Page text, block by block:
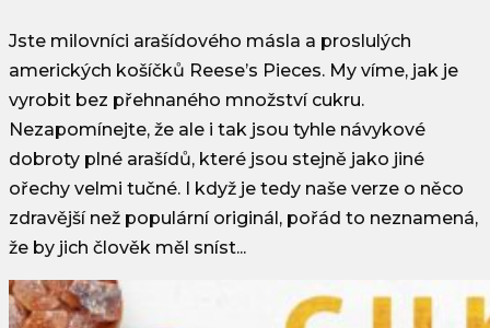
Jste milovníci arašídového másla a proslulých
amerických košíčků Reese’s Pieces. My víme, jak je
vyrobit bez přehnaného množství cukru.
Nezapomínejte, že ale i tak jsou tyhle návykové
dobroty plné arašídů, které jsou stejně jako jiné
ořechy velmi tučné. I když je tedy naše verze o něco
zdravější než populární originál, pořád to neznamená,
že by jich člověk měl sníst...